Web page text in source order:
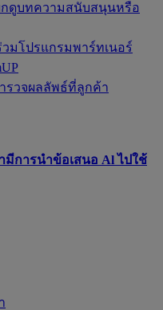
กดูบทความสนับสนุนหรือ
วมโปรแกรมพาร์ทเนอร์
รวจผลลัพธ์ที่ลูกค้า
มีการนำข้อเสนอ Al ไปใช้